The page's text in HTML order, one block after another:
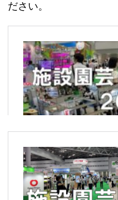
ださい。